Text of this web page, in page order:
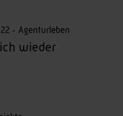
Agenturleben
wieder